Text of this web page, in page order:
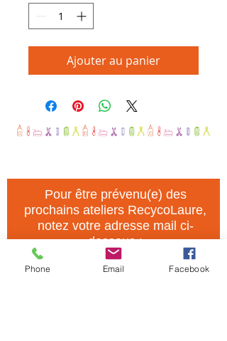
Ajouter au panier
Pour être prévenu(e) des
prochains ateliers RecycoLaure,
notez votre adresse mail ci-
dessous :
Phone Email Facebook